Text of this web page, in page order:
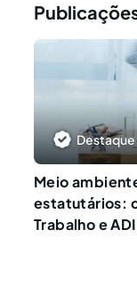
Meio
estatutários:
Trabalho e